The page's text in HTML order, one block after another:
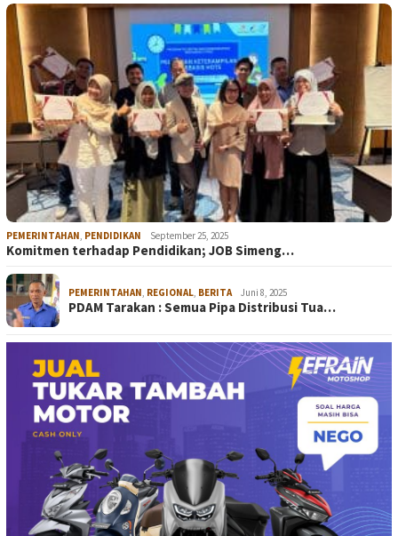
PEMERINTAHAN, PENDIDIKAN September 25, 2025
Komitmen terhadap Pendidikan; JOB Simeng…
PEMERINTAHAN, REGIONAL, BERITA Juni 8, 2025
PDAM Tarakan : Semua Pipa Distribusi Tua…